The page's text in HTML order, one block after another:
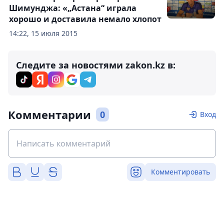
14:22, 15 июля 2015
Шимунджа: «„Астана“ играла
хорошо и доставила немало хлопот
Следите за новостями zakon.kz в:
Комментарии 0 Вход
Комментировать